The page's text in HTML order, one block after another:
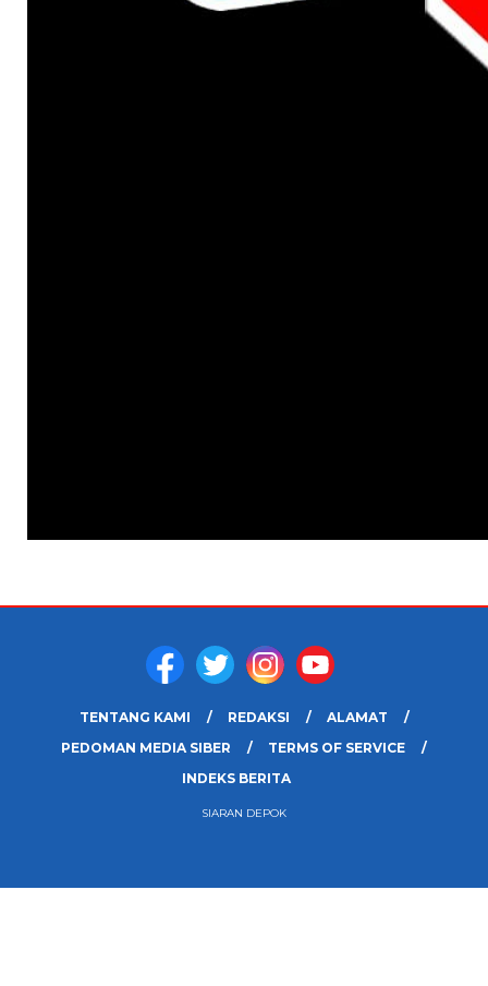
TENTANG KAMI REDAKSI
ALAMAT
PEDOMAN MEDIA SIBER
TERMS OF SERVICE
INDEKS BERITA
SIARAN DEPOK